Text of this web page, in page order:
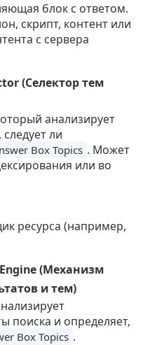
блок с ответом.
скрипт, контент или
с сервера
(Селектор тем
анализирует
ли
Box Topics . Может
или во
ресурса (например,
(Механизм
и тем)
поиска и определяет,
Box Topics .